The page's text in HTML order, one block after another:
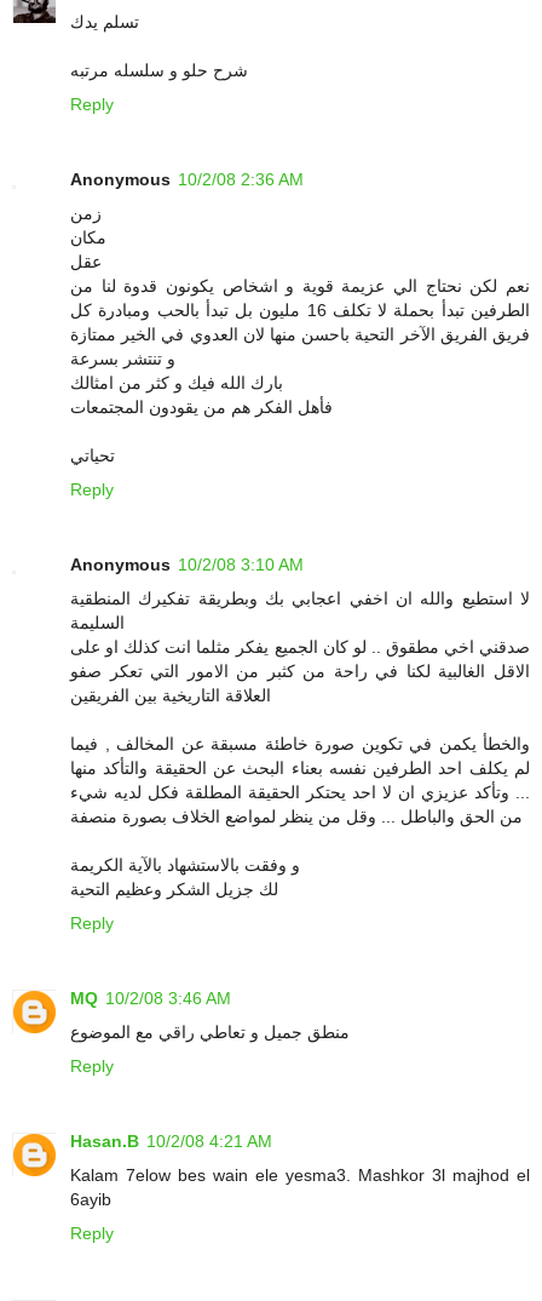
تسلم يدك
شرح حلو و سلسله مرتبه
Reply
Anonymous 10/2/08 2:36 AM
زمن
مكان
عقل
نعم لكن نحتاج الي عزيمة قوية و اشخاص يكونون قدوة لنا من
الطرفين تبدأ بحملة لا تكلف 16 مليون بل تبدأ بالحب ومبادرة كل
فريق الفريق الآخر التحية باحسن منها لان العدوي في الخير ممتازة
و تنتشر بسرعة
بارك الله فيك و كثر من امثالك
فأهل الفكر هم من يقودون المجتمعات
تحياتي
Reply
Anonymous 10/2/08 3:10 AM
لا استطيع والله ان اخفي اعجابي بك وبطريقة تفكيرك المنطقية
السليمة
صدقني اخي مطقوق .. لو كان الجميع يفكر مثلما انت كذلك او على
الاقل الغالبية لكنا في راحة من كثبر من الامور التي تعكر صفو
العلاقة التاريخية بين الفريقين
والخطأ يكمن في تكوين صورة خاطئة مسبقة عن المخالف , فيما
لم يكلف احد الطرفين نفسه بعناء البحث عن الحقيقة والتأكد منها
... وتأكد عزيزي ان لا احد يحتكر الحقيقة المطلقة فكل لديه شيء
من الحق والباطل ... وقل من ينظر لمواضع الخلاف بصورة منصفة
و وفقت بالاستشهاد بالآية الكريمة
لك جزيل الشكر وعظيم التحية
Reply
MQ 10/2/08 3:46 AM
منطق جميل و تعاطي راقي مع الموضوع
Reply
Hasan.B 10/2/08 4:21 AM
Kalam 7elow bes wain ele yesma3. Mashkor 3l majhod el
6ayib
Reply